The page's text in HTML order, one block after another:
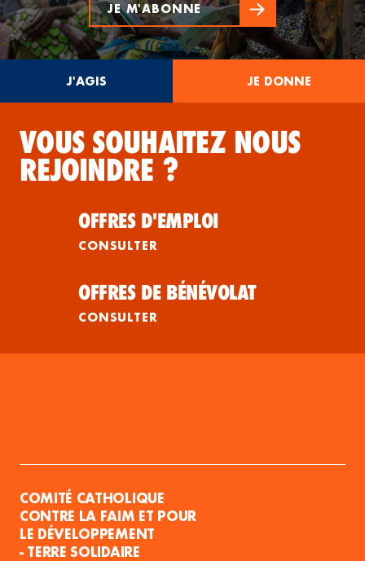
JE M'ABONNE
J'AGIS JE DONNE
VOUS SOUHAITEZ NOUS
REJOINDRE ?
OFFRES D'EMPLOI
CONSULTER
OFFRES DE BÉNÉVOLAT
CONSULTER
COMITÉ CATHOLIQUE
CONTRE LA FAIM ET POUR
LE DÉVELOPPEMENT
- TERRE SOLIDAIRE